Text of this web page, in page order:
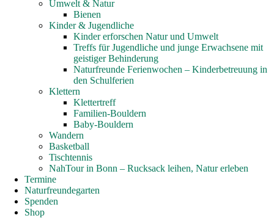
Umwelt & Natur
Bienen
Kinder & Jugendliche
Kinder erforschen Natur und Umwelt
Treffs für Jugendliche und junge Erwachsene mit
geistiger Behinderung
Naturfreunde Ferienwochen – Kinderbetreuung in
den Schulferien
Klettern
Klettertreff
Familien-Bouldern
Baby-Bouldern
Wandern
Basketball
Tischtennis
NahTour in Bonn – Rucksack leihen, Natur erleben
Termine
Naturfreundegarten
Spenden
Shop